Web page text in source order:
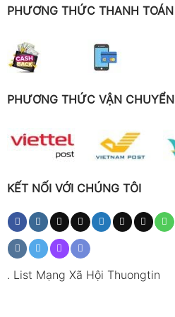
PHƯƠNG THỨC THANH TOÁN
PHƯƠNG THỨC VẬN CHUYỂN
KẾT NỐI VỚI CHÚNG TÔI
. List Mạng Xã Hội Thuongtin